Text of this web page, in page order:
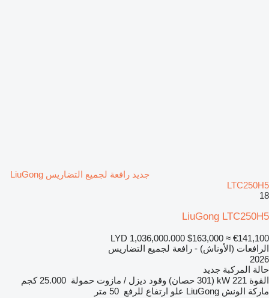
جديد رافعة لجميع التضاريس LiuGong
LTC250H5
18
LiuGong LTC250H5
LYD 1,036,000.000 $163,000 ≈ €141,100
الرافعات (الأوناش) - رافعة لجميع التضاريس
2026
حالة المركبة جديد
القوة 221 kW (301 حصان) وقود ديزل / مازوت حمولة 25.000 كجم
ماركة الونش LiuGong علو ارتفاع للرفع 50 متر